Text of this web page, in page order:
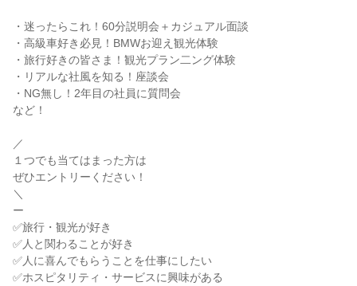
・迷ったらこれ！60分説明会＋カジュアル面談
・高級車好き必見！BMWお迎え観光体験
・旅行好きの皆さま！観光プラン二ング体験
・リアルな社風を知る！座談会
・NG無し！2年目の社員に質問会
など！
／
１つでも当てはまった方は
ぜひエントリーください！
＼
ー
✅旅行・観光が好き
✅人と関わることが好き
✅人に喜んでもらうことを仕事にしたい
✅ホスピタリティ・サービスに興味がある